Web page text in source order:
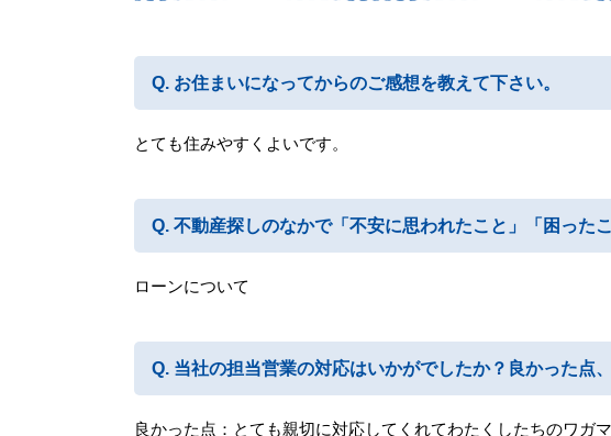
お住まいになってからのご感想を教えて下さい。
とても住みやすくよいです。
不動産探しのなかで「不安に思われたこと」「困った
ローンについて
当社の担当営業の対応はいかがでしたか？良かった点
良かった点：とても親切に対応してくれてわたくしたちのワガ